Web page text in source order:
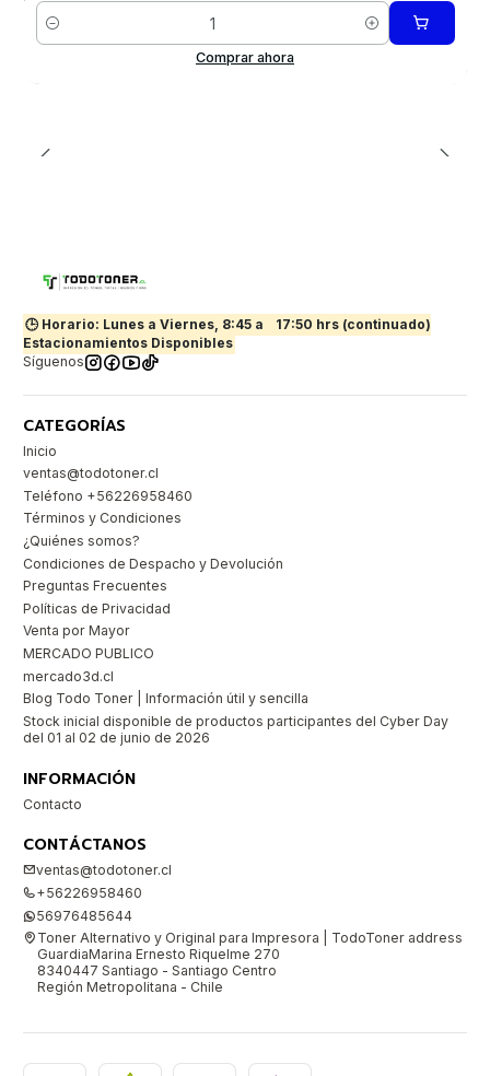
Cantidad
Comprar ahora
🕒 Horario: Lunes a Viernes, 8:45 a
17:50 hrs (continuado)
Estacionamientos Disponibles
Síguenos
CATEGORÍAS
Inicio
ventas@todotoner.cl
Teléfono +56226958460
Términos y Condiciones
¿Quiénes somos?
Condiciones de Despacho y Devolución
Preguntas Frecuentes
Políticas de Privacidad
Venta por Mayor
MERCADO PUBLICO
mercado3d.cl
Blog Todo Toner | Información útil y sencilla
Stock inicial disponible de productos participantes del Cyber Day
del 01 al 02 de junio de 2026
INFORMACIÓN
Contacto
CONTÁCTANOS
ventas@todotoner.cl
+56226958460
56976485644
Toner Alternativo y Original para Impresora | TodoToner address
GuardiaMarina Ernesto Riquelme 270
8340447 Santiago - Santiago Centro
Región Metropolitana - Chile